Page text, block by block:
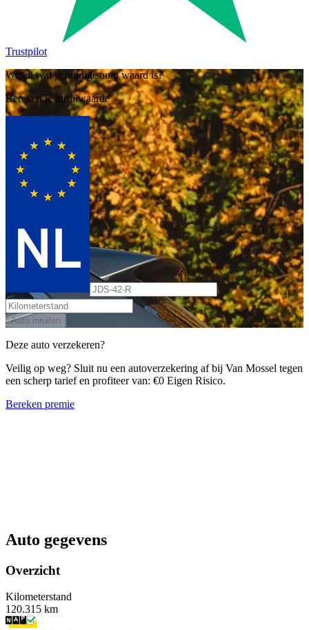
Trustpilot
Weten wat je huidige auto waard is?
Bereken je inruilwaarde
Auto inruilen
Deze auto verzekeren?
Veilig op weg? Sluit nu een autoverzekering af bij Van Mossel tegen
een scherp tarief en profiteer van: €0 Eigen Risico.
Bereken premie
Auto gegevens
Overzicht
Kilometerstand
120.315 km